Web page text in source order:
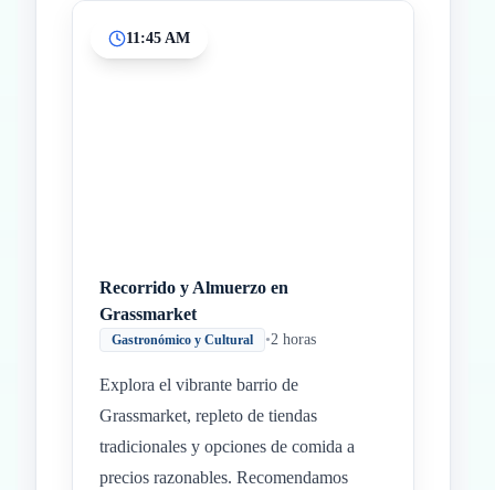
11:45 AM
Recorrido y Almuerzo en
Grassmarket
Gastronómico y Cultural •2 horas
Explora el vibrante barrio de
Grassmarket, repleto de tiendas
tradicionales y opciones de comida a
precios razonables. Recomendamos